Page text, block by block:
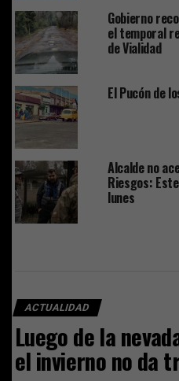
Gobierno
el temporal
de Vialidad
El Pucón de
Alcalde no
Riesgos:
lunes
ACTUALIDAD
Luego de la
el invierno no da